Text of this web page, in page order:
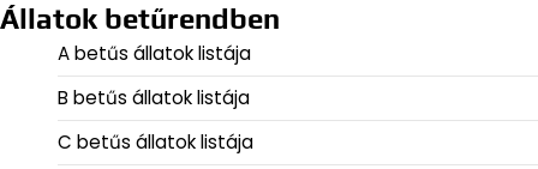
Állatok betűrendben
A betűs állatok listája
B betűs állatok listája
C betűs állatok listája